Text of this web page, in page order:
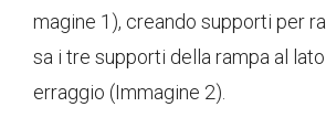
magine 1), creando supporti per
sa i tre supporti della rampa al
erraggio (Immagine 2).